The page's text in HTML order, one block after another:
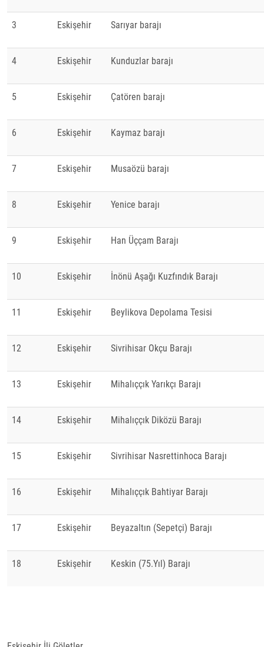
3 Eskişehir Sarıyar barajı
4 Eskişehir Kunduzlar barajı
5 Eskişehir Çatören barajı
6 Eskişehir Kaymaz barajı
7 Eskişehir Musaözü barajı
8 Eskişehir Yenice barajı
9 Eskişehir Han Üççam Barajı
10 Eskişehir İnönü Aşağı Kuzfındık Barajı
11 Eskişehir Beylikova Depolama Tesisi
12 Eskişehir Sivrihisar Okçu Barajı
13 Eskişehir Mihalıççık Yarıkçı Barajı
14 Eskişehir Mihalıççık Diközü Barajı
15 Eskişehir Sivrihisar Nasrettinhoca Barajı
16 Eskişehir Mihalıççık Bahtiyar Barajı
17 Eskişehir Beyazaltın (Sepetçi) Barajı
18 Eskişehir Keskin (75.Yıl) Barajı